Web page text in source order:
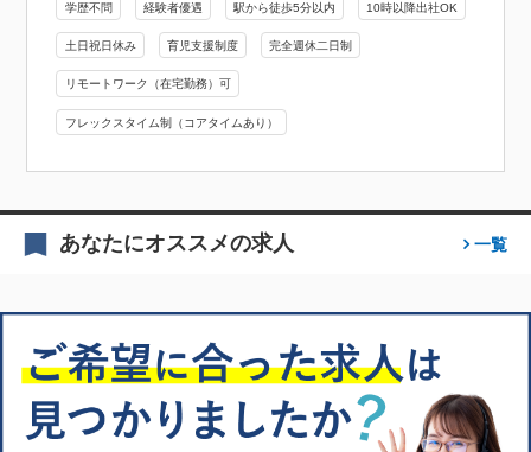
学歴不問 経験者優遇 駅から徒歩5分以内 10時以降出社OK
土日祝日休み 育児支援制度 完全週休二日制
リモートワーク（在宅勤務）可
フレックスタイム制（コアタイムあり）
あなたにオススメの求人 一覧